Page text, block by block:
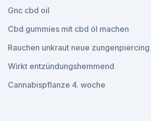
Gnc cbd oil
Cbd gummies mit cbd öl machen
Rauchen unkraut neue zungenpiercing
Wirkt entzündungshemmend
Cannabispflanze 4. woche